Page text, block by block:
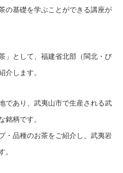
の基礎を学ぶことができる講座が
」として、福建省北部（閩北・び
介します。
であり、武夷山市で生産される武
銘柄です。
・品種のお茶をご紹介し、武夷岩
。